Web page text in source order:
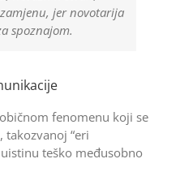
jer novotarija
spoznajom.
fenomenu koji se
takozvanoj “eri
teško međusobno